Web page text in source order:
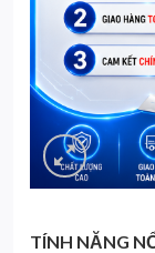
TÍNH NĂNG